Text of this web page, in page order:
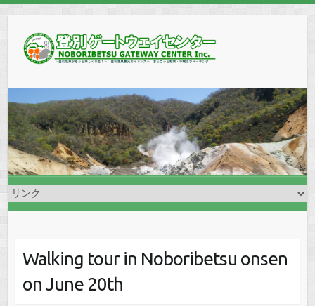
Walking tour in Noboribetsu onsen
on June 20th